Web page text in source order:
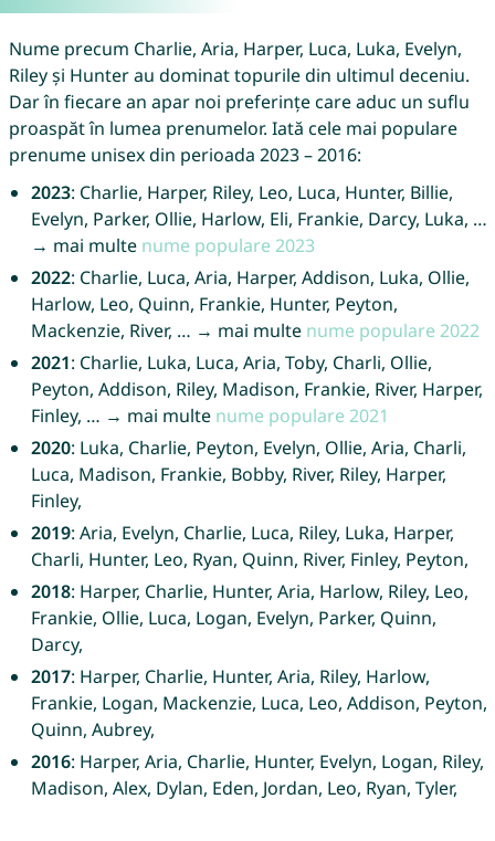
Nume precum Charlie, Aria, Harper, Luca, Luka, Evelyn,
Riley și Hunter au dominat topurile din ultimul deceniu.
Dar în fiecare an apar noi preferințe care aduc un suflu
proaspăt în lumea prenumelor. Iată cele mai populare
prenume unisex din perioada 2023 – 2016:
2023: Charlie, Harper, Riley, Leo, Luca, Hunter, Billie,
Evelyn, Parker, Ollie, Harlow, Eli, Frankie, Darcy, Luka, …
→ mai multe nume populare 2023
2022: Charlie, Luca, Aria, Harper, Addison, Luka, Ollie,
Harlow, Leo, Quinn, Frankie, Hunter, Peyton,
Mackenzie, River, … → mai multe nume populare 2022
2021: Charlie, Luka, Luca, Aria, Toby, Charli, Ollie,
Peyton, Addison, Riley, Madison, Frankie, River, Harper,
Finley, … → mai multe nume populare 2021
2020: Luka, Charlie, Peyton, Evelyn, Ollie, Aria, Charli,
Luca, Madison, Frankie, Bobby, River, Riley, Harper,
Finley,
2019: Aria, Evelyn, Charlie, Luca, Riley, Luka, Harper,
Charli, Hunter, Leo, Ryan, Quinn, River, Finley, Peyton,
2018: Harper, Charlie, Hunter, Aria, Harlow, Riley, Leo,
Frankie, Ollie, Luca, Logan, Evelyn, Parker, Quinn,
Darcy,
2017: Harper, Charlie, Hunter, Aria, Riley, Harlow,
Frankie, Logan, Mackenzie, Luca, Leo, Addison, Peyton,
Quinn, Aubrey,
2016: Harper, Aria, Charlie, Hunter, Evelyn, Logan, Riley,
Madison, Alex, Dylan, Eden, Jordan, Leo, Ryan, Tyler,